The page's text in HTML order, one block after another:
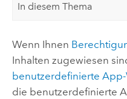
In diesem Thema
Wenn Ihnen
Inhalten zugewiesen
benutzerdefinierte
die benutzerdefinierte